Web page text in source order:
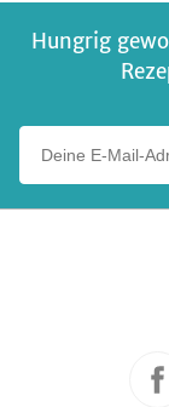
Hungrig